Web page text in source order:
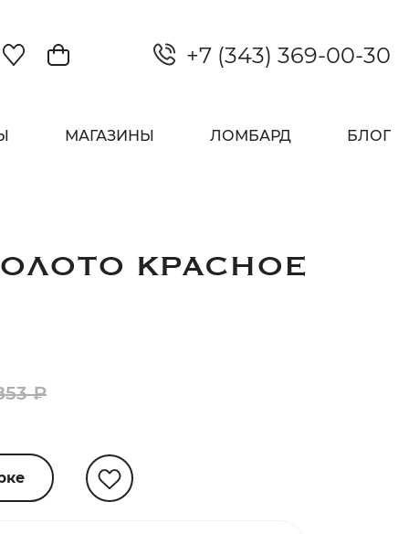
+7 (343) 369-00-30
МАГАЗИНЫ ЛОМБАРД БЛОГ
КРАСНОЕ
₽